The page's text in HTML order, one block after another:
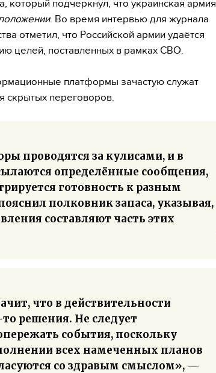
который подчеркнул, что украинская армия
. Во время интервью для журнала
отметил, что Российской армии удаётся
целей, поставленных в рамках СВО.
платформы зачастую служат
скрытых переговоров.
проводятся за кулисами, и в
определённые сообщения,
готовность к разным
полковник запаса, указывая,
составляют часть этих
что в действительности
решения. Не следует
события, поскольку
всех намеченных планов
со здравым смыслом», —